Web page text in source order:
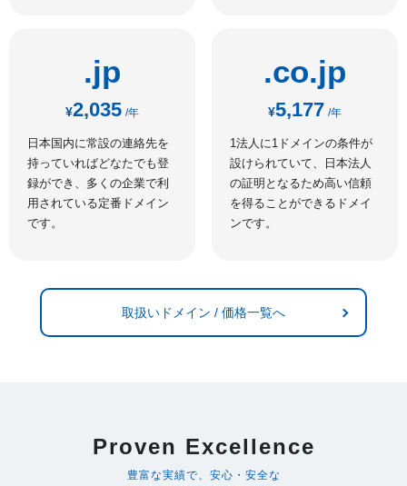
.jp
¥2,035 /年
日本国内に常設の連絡先を
持っていればどなたでも登
録ができ、多くの企業で利
用されている定番ドメイン
です。
.co.jp
¥5,177 /年
1法人に1ドメインの条件が
設けられていて、日本法人
の証明となるため高い信頼
を得ることができるドメイ
ンです。
取扱いドメイン / 価格一覧へ
Proven Excellence
豊富な実績で、安心・安全な